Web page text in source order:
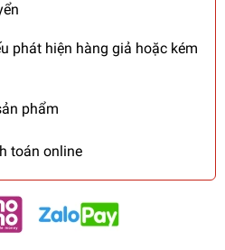
phát hiện hàng giả hoặc kém
phẩm
toán online